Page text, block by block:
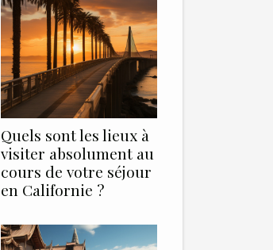
Quels sont les lieux à
visiter absolument au
cours de votre séjour
en Californie ?